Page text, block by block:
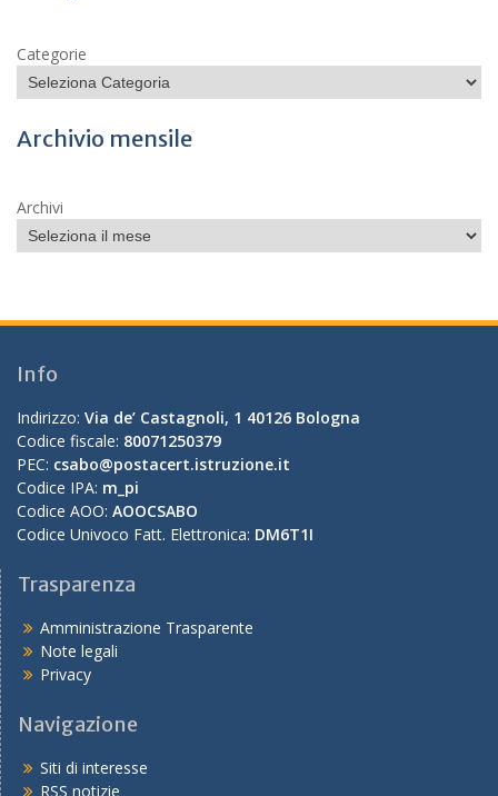
Categorie
Archivio mensile
Archivi
Info
Indirizzo: Via de’ Castagnoli, 1 40126 Bologna
Codice fiscale: 80071250379
PEC: csabo@postacert.istruzione.it
Codice IPA: m_pi
Codice AOO: AOOCSABO
Codice Univoco Fatt. Elettronica: DM6T1I
Trasparenza
Amministrazione Trasparente
Note legali
Privacy
Navigazione
Siti di interesse
RSS notizie